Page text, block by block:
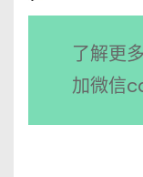
了解更
加微信